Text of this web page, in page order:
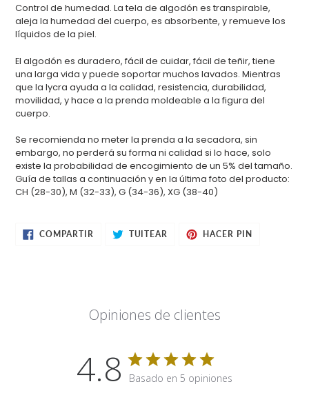
Control de humedad. La tela de algodón es transpirable,
aleja la humedad del cuerpo, es absorbente, y remueve los
líquidos de la piel.
El algodón es duradero, fácil de cuidar, fácil de teñir, tiene
una larga vida y puede soportar muchos lavados. Mientras
que la lycra ayuda a la calidad, resistencia, durabilidad,
movilidad, y hace a la prenda moldeable a la figura del
cuerpo.
Se recomienda no meter la prenda a la secadora, sin
embargo, no perderá su forma ni calidad si lo hace, solo
existe la probabilidad de encogimiento de un 5% del tamaño.
Guía de tallas a continuación y en la última foto del producto:
CH (28-30), M (32-33), G (34-36), XG (38-40)
COMPARTIR COMPARTIR
EN
TUITEAR TUITEARHACER PINPINEAR
EN
Opiniones de clientes
4.8 Basado en 5 opiniones